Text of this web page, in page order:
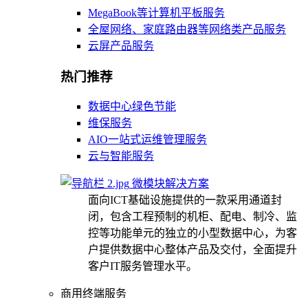
MegaBook等计算机平板服务
全屋网络、家庭路由器等网络类产品服务
云屏产品服务
热门推荐
数据中心绿色节能
维保服务
AIO一站式运维管理服务
云与智能服务
微模块解决方案
面向ICT基础设施提供的一款采用通道封
闭，包含工程预制的机柜、配电、制冷、监
控等功能单元的独立的小型数据中心，为客
户提供数据中心整体产品及交付，全面提升
客户IT服务管理水平。
商用终端服务